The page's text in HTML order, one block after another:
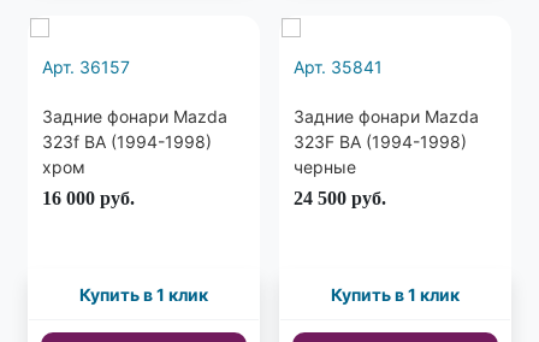
Арт. 36157
Задние фонари Mazda
323f BA (1994-1998)
хром
16 000 руб.
Купить в 1 клик
Арт. 35841
Задние фонари Mazda
323F BA (1994-1998)
черные
24 500 руб.
Купить в 1 клик